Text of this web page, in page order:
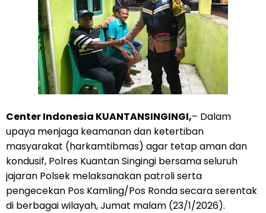
Center Indonesia KUANTANSINGINGI,– Dalam
upaya menjaga keamanan dan ketertiban
masyarakat (harkamtibmas) agar tetap aman dan
kondusif, Polres Kuantan Singingi bersama seluruh
jajaran Polsek melaksanakan patroli serta
pengecekan Pos Kamling/Pos Ronda secara serentak
di berbagai wilayah, Jumat malam (23/1/2026).